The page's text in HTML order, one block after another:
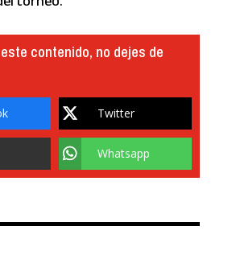
contenido, no dejes de
Twitter
Whatsapp